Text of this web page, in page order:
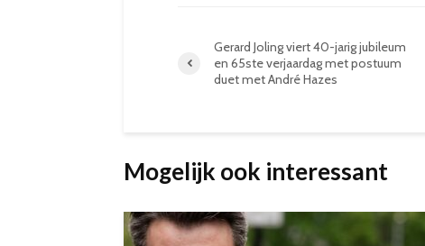
Gerard Joling viert 40-jarig jubileum
en 65ste verjaardag met postuum
duet met André Hazes
Mogelijk ook interessant